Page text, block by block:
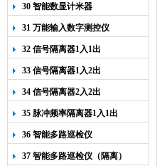
30 智能数显计米器
31 万能输入数字测控仪
32 信号隔离器1入1出
33 信号隔离器1入2出
34 信号隔离器2入2出
35 脉冲频率隔离器1入1出
36 智能多路巡检仪
37 智能多路巡检仪（隔离）